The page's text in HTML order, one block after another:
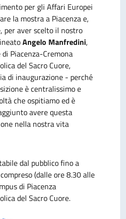
per gli Affari Europei
la mostra a Piacenza e,
per aver scelto il nostro
Angelo Manfredini,
Piacenza-Cremona
del Sacro Cuore,
di inaugurazione - perché
è centralissimo e
che ospitiamo ed è
avere questa
nella nostra vita
dal pubblico fino a
(dalle ore 8.30 alle
di Piacenza
del Sacro Cuore.